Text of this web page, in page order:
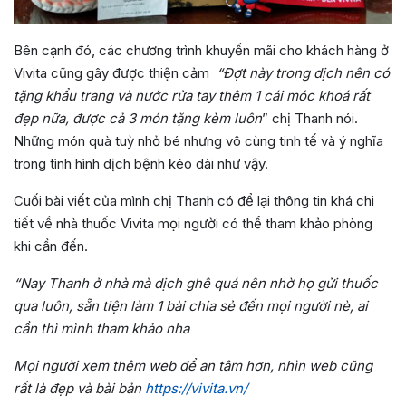
Bên cạnh đó, các chương trình khuyến mãi cho khách hàng ở
Vivita cũng gây được thiện cảm
“Đợt này trong dịch nên có
tặng khẩu trang và nước rửa tay thêm 1 cái móc khoá rất
đẹp nữa, được cả 3 món tặng kèm luôn” chị Thanh nói.
Những món quà tuỳ nhỏ bé nhưng vô cùng tinh tế và ý nghĩa
trong tình hình dịch bệnh kéo dài như vậy.
Cuối bài viết của mình chị Thanh có để lại thông tin khá chi
tiết về nhà thuốc Vivita mọi người có thể tham khảo phòng
khi cần đến.
“Nay Thanh ở nhà mà dịch ghê quá nên nhờ họ gửi thuốc
qua luôn, sẵn tiện làm 1 bài chia sẻ đến mọi người nè, ai
cần thì mình tham khảo nha
Mọi người xem thêm web để an tâm hơn, nhìn web cũng
rất là đẹp và bài bản https://vivita.vn/